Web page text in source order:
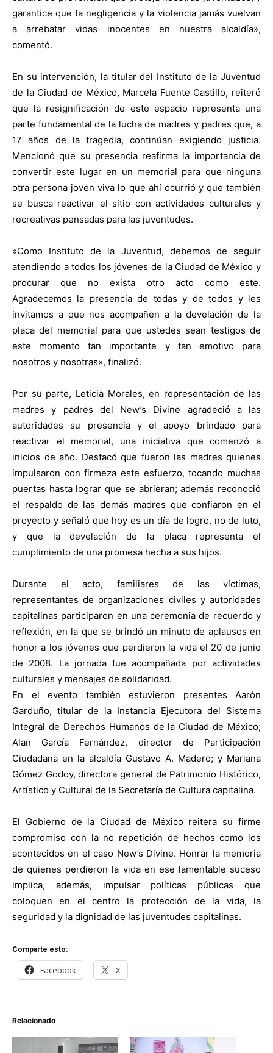
garantice que la negligencia y la violencia jamás vuelvan
a arrebatar vidas inocentes en nuestra alcaldía»,
comentó.
En su intervención, la titular del Instituto de la Juventud
de la Ciudad de México, Marcela Fuente Castillo, reiteró
que la resignificación de este espacio representa una
parte fundamental de la lucha de madres y padres que, a
17 años de la tragedia, continúan exigiendo justicia.
Mencionó que su presencia reafirma la importancia de
convertir este lugar en un memorial para que ninguna
otra persona joven viva lo que ahí ocurrió y que también
se busca reactivar el sitio con actividades culturales y
recreativas pensadas para las juventudes.
«Como Instituto de la Juventud, debemos de seguir
atendiendo a todos los jóvenes de la Ciudad de México y
procurar que no exista otro acto como este.
Agradecemos la presencia de todas y de todos y les
invitamos a que nos acompañen a la develación de la
placa del memorial para que ustedes sean testigos de
este momento tan importante y tan emotivo para
nosotros y nosotras», finalizó.
Por su parte, Leticia Morales, en representación de las
madres y padres del New’s Divine agradeció a las
autoridades su presencia y el apoyo brindado para
reactivar el memorial, una iniciativa que comenzó a
inicios de año. Destacó que fueron las madres quienes
impulsaron con firmeza este esfuerzo, tocando muchas
puertas hasta lograr que se abrieran; además reconoció
el respaldo de las demás madres que confiaron en el
proyecto y señaló que hoy es un día de logro, no de luto,
y que la develación de la placa representa el
cumplimiento de una promesa hecha a sus hijos.
Durante el acto, familiares de las víctimas,
representantes de organizaciones civiles y autoridades
capitalinas participaron en una ceremonia de recuerdo y
reflexión, en la que se brindó un minuto de aplausos en
honor a los jóvenes que perdieron la vida el 20 de junio
de 2008. La jornada fue acompañada por actividades
culturales y mensajes de solidaridad.
En el evento también estuvieron presentes Aarón
Garduño, titular de la Instancia Ejecutora del Sistema
Integral de Derechos Humanos de la Ciudad de México;
Alan García Fernández, director de Participación
Ciudadana en la alcaldía Gustavo A. Madero; y Mariana
Gómez Godoy, directora general de Patrimonio Histórico,
Artístico y Cultural de la Secretaría de Cultura capitalina.
El Gobierno de la Ciudad de México reitera su firme
compromiso con la no repetición de hechos como los
acontecidos en el caso New’s Divine. Honrar la memoria
de quienes perdieron la vida en ese lamentable suceso
implica, además, impulsar políticas públicas que
coloquen en el centro la protección de la vida, la
seguridad y la dignidad de las juventudes capitalinas.
Comparte esto:
Facebook X
Relacionado